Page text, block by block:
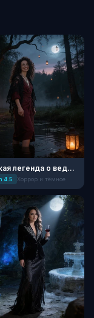
Готическая легенда о ведьме
4.5 Хоррор и тёмное